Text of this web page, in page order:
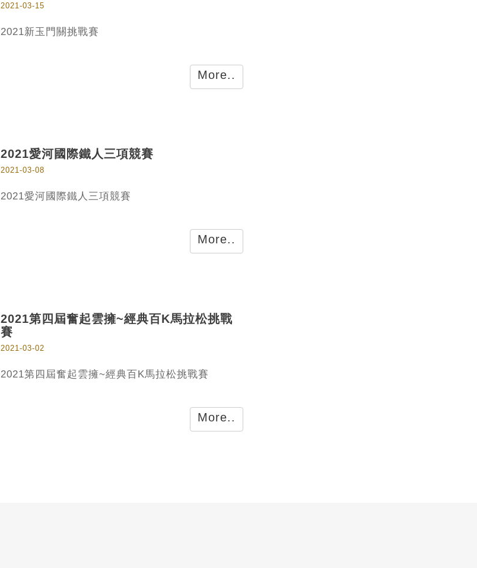
2021-03-15
2021新玉門關挑戰賽
More..
2021愛河國際鐵人三項競賽
2021-03-08
2021愛河國際鐵人三項競賽
More..
2021第四屆奮起雲擁~經典百K馬拉松挑戰
賽
2021-03-02
2021第四屆奮起雲擁~經典百K馬拉松挑戰賽
More..